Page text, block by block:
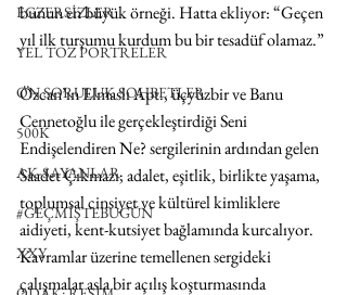
EGZERSİZLER
YEL TOZ PORTRELER
ON SORULUK SOHBETLER
500K
AK-SAYANLAR
#GEÇMİŞTEBUGÜN
XXY
bunun en büyük örneği. Hatta ekliyor: “Geçen
yıl ilk turşumu kurdum bu bir tesadüf olamaz.”
Özcan’ın Elmaslı Apt., üçyüzbir ve Banu
Cennetoğlu ile gerçekleştirdiği Seni
Endişelendiren Ne? sergilerinin ardından gelen
Saadet Çıkmazı; adalet, eşitlik, birlikte yaşama,
toplumsal cinsiyet ve kültürel kimliklere
aidiyeti, kent-kutsiyet bağlamında kurcalıyor.
Kavramlar üzerine temellenen sergideki
çalışmalar asla bir açılış koşturmasında